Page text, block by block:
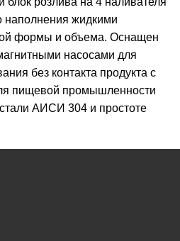
наполнения жидкими
формы и объема. Оснащен
насосами для
без контакта продукта с
пищевой промышленности
АИСИ 304 и простоте